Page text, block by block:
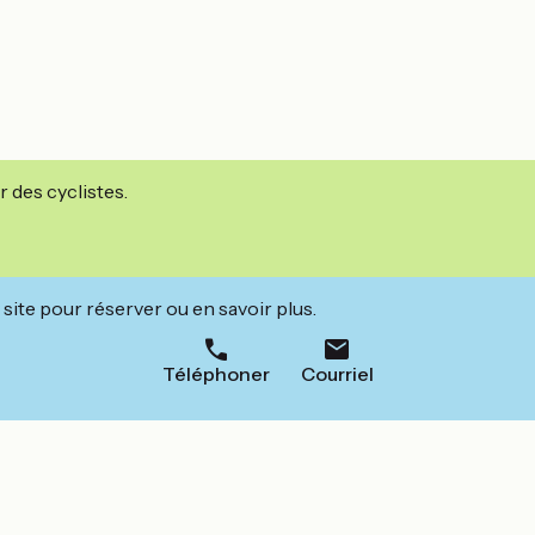
des cyclistes.
pour réserver ou en savoir plus.
Téléphoner Courriel